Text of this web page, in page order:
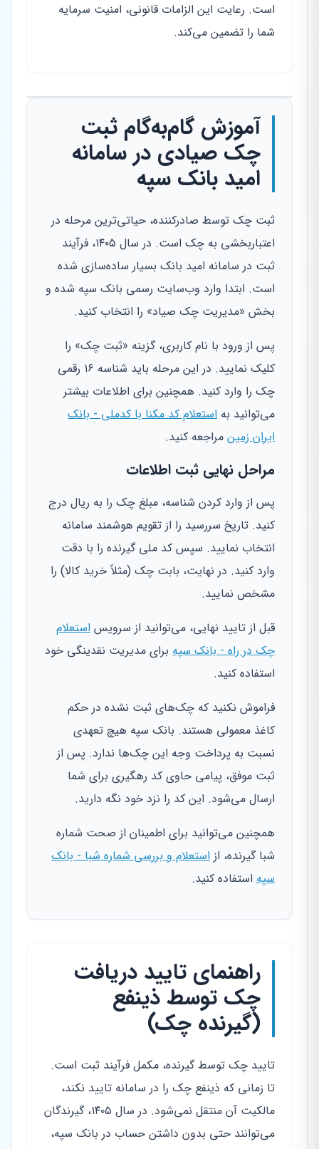
است. رعایت این الزامات قانونی، امنیت سرمایه
شما را تضمین می‌کند.
آموزش گام‌به‌گام ثبت
چک صیادی در سامانه
امید بانک سپه
ثبت چک توسط صادرکننده، حیاتی‌ترین مرحله در
اعتباربخشی به چک است. در سال ۱۴۰۵، فرآیند
ثبت در سامانه امید بانک بسیار ساده‌سازی شده
است. ابتدا وارد وب‌سایت رسمی بانک سپه شده و
بخش «مدیریت چک صیاد» را انتخاب کنید.
پس از ورود با نام کاربری، گزینه «ثبت چک» را
کلیک نمایید. در این مرحله باید شناسه ۱۶ رقمی
چک را وارد کنید. همچنین برای اطلاعات بیشتر
می‌توانید به استعلام کد مکنا با کدملی - بانک
ایران زمین مراجعه کنید.
مراحل نهایی ثبت اطلاعات
پس از وارد کردن شناسه، مبلغ چک را به ریال درج
کنید. تاریخ سررسید را از تقویم هوشمند سامانه
انتخاب نمایید. سپس کد ملی گیرنده را با دقت
وارد کنید. در نهایت، بابت چک (مثلاً خرید کالا) را
مشخص نمایید.
قبل از تایید نهایی، می‌توانید از سرویس استعلام
چک در راه - بانک سپه برای مدیریت نقدینگی خود
استفاده کنید.
فراموش نکنید که چک‌های ثبت نشده در حکم
کاغذ معمولی هستند. بانک سپه هیچ تعهدی
نسبت به پرداخت وجه این چک‌ها ندارد. پس از
ثبت موفق، پیامی حاوی کد رهگیری برای شما
ارسال می‌شود. این کد را نزد خود نگه دارید.
همچنین می‌توانید برای اطمینان از صحت شماره
شبا گیرنده، از استعلام و بررسی شماره شبا - بانک
سپه استفاده کنید.
راهنمای تایید دریافت
چک توسط ذینفع
(گیرنده چک)
تایید چک توسط گیرنده، مکمل فرآیند ثبت است.
تا زمانی که ذینفع چک را در سامانه تایید نکند،
مالکیت آن منتقل نمی‌شود. در سال ۱۴۰۵، گیرندگان
می‌توانند حتی بدون داشتن حساب در بانک سپه،